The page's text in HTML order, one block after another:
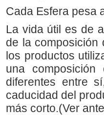
Cada Esfera pesa
La vida útil es de
de la composición
los productos
una
diferentes entre
caducidad del
más corto.(Ver